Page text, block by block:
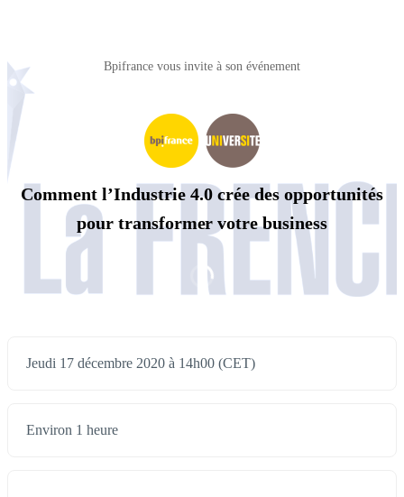
Bpifrance vous invite à son événement
Comment l’Industrie 4.0 crée des opportunités
pour transformer votre business
Jeudi 17 décembre 2020 à 14h00 (CET)
Environ 1 heure